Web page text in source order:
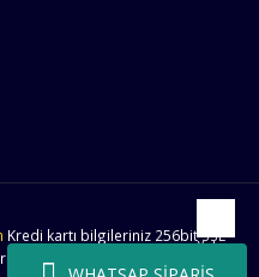
Kredi kartı bilgileriniz 256bit SSL
Yukarı